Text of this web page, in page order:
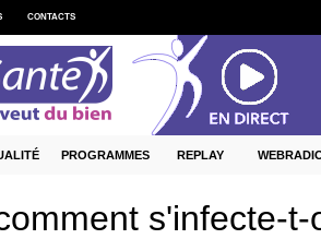
s'infecte-
CONTACTS
PROGRAMMES REPLAY